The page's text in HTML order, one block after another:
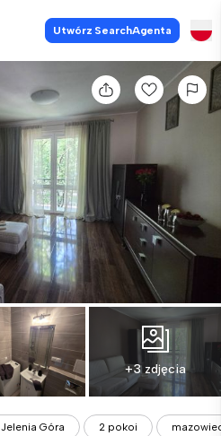
Utwórz SearchAgenta
+3 zdjęcia
Jelenia Góra 2 pokoi